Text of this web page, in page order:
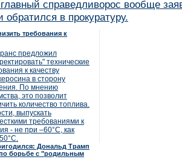
справедливорос вообще
обратился в прокуратуру.
требования к
предложил
технические
к качеству
в сторону
По мнению
это позволит
количество топлива.
выпускать
требованиями к
- не при –60°C, как
Дональд Трамп
борьбе с "родильным